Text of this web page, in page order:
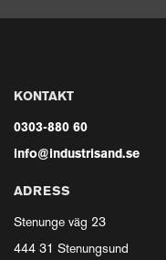
KONTAKT
0303-880 60
info@industrisand.se
ADRESS
Stenunge väg 23
444 31 Stenungsund